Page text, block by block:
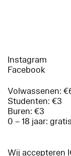
Instagram
Facebook
Volwassenen:
Studenten: €3
Buren: €3
0 – 18 jaar: gratis
Wij accepteren